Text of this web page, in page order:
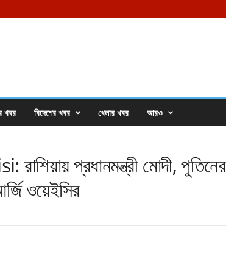
খবর বিদেশের খবর খেলার খবর আরও
প্রধানমন্ত্রী মোদী, পুতিনের
ওয়েইসির